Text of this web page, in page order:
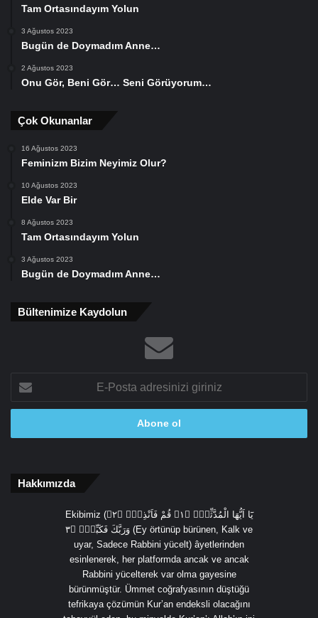
Tam Ortasındayım Yolun
3 Ağustos 2023
Bugün de Doymadım Anne…
2 Ağustos 2023
Onu Gör, Beni Gör… Seni Görüyorum…
Çok Okunanlar
16 Ağustos 2023
Feminizm Bizim Neyimiz Olur?
10 Ağustos 2023
Elde Var Bir
8 Ağustos 2023
Tam Ortasındayım Yolun
3 Ağustos 2023
Bugün de Doymadım Anne…
Bültenimize Kaydolun
Posta
adresinizi
Hakkımızda
Ekibimiz (يَٓا اَيُّهَا الْمُدَّثِّرُۙ ﴿١﴾ قُمْ فَاَنْذِرْۙ ﴿٢﴾
وَرَبَّكَ فَكَبِّرْۙ ﴿٣ (Ey örtünüp bürünen, Kalk ve
uyar, Sadece Rabbini yücelt) âyetlerinden
esinlenerek, her platformda ancak ve ancak
Rabbini yücelterek var olma gayesine
bürünmüştür. Ümmet coğrafyasının düştüğü
tefrikaya çözümün Kur’an endeksli olacağını